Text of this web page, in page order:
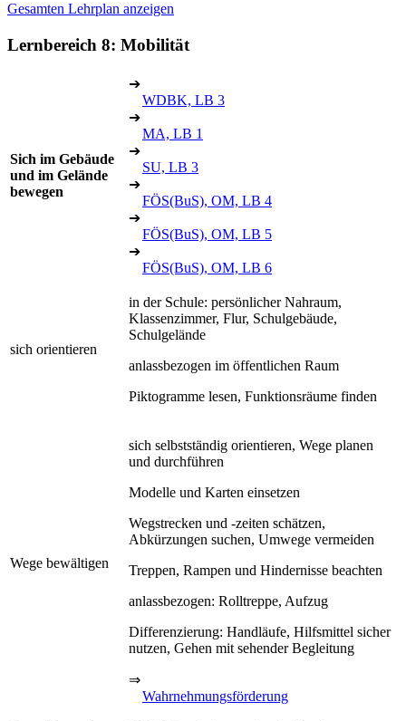
Gesamten Lehrplan anzeigen
Lernbereich 8: Mobilität
Sich im Gebäude
und im Gelände
bewegen
➔
WDBK, LB 3
➔
MA, LB 1
➔
SU, LB 3
➔
FÖS(BuS), OM, LB 4
➔
FÖS(BuS), OM, LB 5
➔
FÖS(BuS), OM, LB 6
sich orientieren
in der Schule: persönlicher Nahraum,
Klassenzimmer, Flur, Schulgebäude,
Schulgelände
anlassbezogen im öffentlichen Raum
Piktogramme lesen, Funktionsräume finden
Wege bewältigen
sich selbstständig orientieren, Wege planen
und durchführen
Modelle und Karten einsetzen
Wegstrecken und -zeiten schätzen,
Abkürzungen suchen, Umwege vermeiden
Treppen, Rampen und Hindernisse beachten
anlassbezogen: Rolltreppe, Aufzug
Differenzierung: Handläufe, Hilfsmittel sicher
nutzen, Gehen mit sehender Begleitung
⇒
Wahrnehmungsförderung